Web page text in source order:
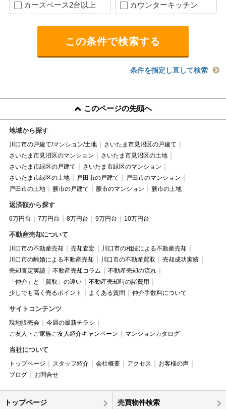
カースペース2台以上 カウンターキッチン
条件を指定し直して検索
このページの先頭へ
地域から探す
川口市の戸建て/マンション/土地
さいたま市見沼区の戸建て
さいたま市見沼区のマンション
さいたま市見沼区の土地
さいたま市緑区の戸建て
さいたま市緑区のマンション
さいたま市緑区の土地
戸田市の戸建て
戸田市のマンション
戸田市の土地
蕨市の戸建て 蕨市のマンション 蕨市の土地
返済額から探す
6万円台 7万円台 8万円台 9万円台 10万円台
不動産売却について
川口市の不動産売却 売却査定
川口市の相続による不動産売却
川口市の離婚による不動産売却
川口市の不動産買取
売却成功実績
売却査定実績
不動産売却コラム
不動産売却の流れ
「仲介」と「買取」の違い
不動産売却時の諸費用
少しでも高く売るポイント
よくある質問 仲介手数料について
サイトコンテンツ
現地販売会
今週の最新チラシ
ご友人・ご家族ご友人紹介キャンペーン
マンションカタログ
当社について
トップページ スタッフ紹介 会社概要 アクセス
お客様の声
ブログ
お問合せ
トップページ 売買物件検索